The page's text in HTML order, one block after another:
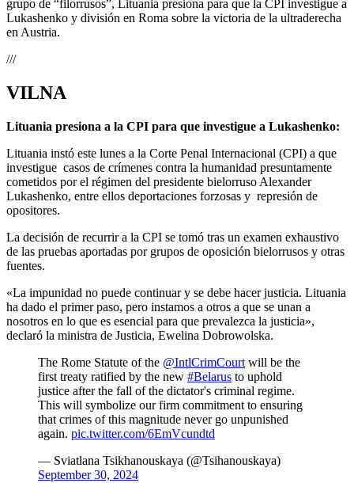
grupo de “filorrusos”, Lituania presiona para que la CPI investigue a
Lukashenko y división en Roma sobre la victoria de la ultraderecha
en Austria.
///
VILNA
Lituania presiona a la CPI para que investigue a Lukashenko:
Lituania instó este lunes a la Corte Penal Internacional (CPI) a que
investigue casos de crímenes contra la humanidad presuntamente
cometidos por el régimen del presidente bielorruso Alexander
Lukashenko, entre ellos deportaciones forzosas y represión de
opositores.
La decisión de recurrir a la CPI se tomó tras un examen exhaustivo
de las pruebas aportadas por grupos de oposición bielorrusos y otras
fuentes.
«La impunidad no puede continuar y se debe hacer justicia. Lituania
ha dado el primer paso, pero instamos a otros a que se unan a
nosotros en lo que es esencial para que prevalezca la justicia»,
declaró la ministra de Justicia, Ewelina Dobrowolska.
The Rome Statute of the @IntlCrimCourt will be the
first treaty ratified by the new #Belarus to uphold
justice after the fall of the dictator's criminal regime.
This will symbolize our firm commitment to ensuring
that crimes of this magnitude never go unpunished
again. pic.twitter.com/6EmVcundtd
— Sviatlana Tsikhanouskaya (@Tsihanouskaya)
September 30, 2024